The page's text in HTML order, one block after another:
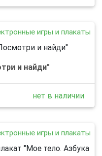
игры и плакаты
и найди"
нет в наличии
игры и плакаты